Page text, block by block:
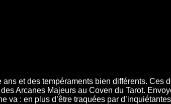
et des tempéraments bien différents. Ces
Arcanes Majeurs au Coven du Tarot.
: en plus d’être traquées par